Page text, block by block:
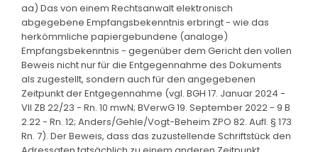
aa) Das von einem Rechtsanwalt elektronisch
abgegebene Empfangsbekenntnis erbringt - wie das
herkömmliche papiergebundene (analoge)
Empfangsbekenntnis - gegenüber dem Gericht den vollen
Beweis nicht nur für die Entgegennahme des Dokuments
als zugestellt, sondern auch für den angegebenen
Zeitpunkt der Entgegennahme (vgl. BGH 17. Januar 2024 -
VII ZB 22/23 - Rn. 10 mwN; BVerwG 19. September 2022 - 9 B
2.22 - Rn. 12; Anders/Gehle/Vogt-Beheim ZPO 82. Aufl. § 173
Rn. 7). Der Beweis, dass das zuzustellende Schriftstück den